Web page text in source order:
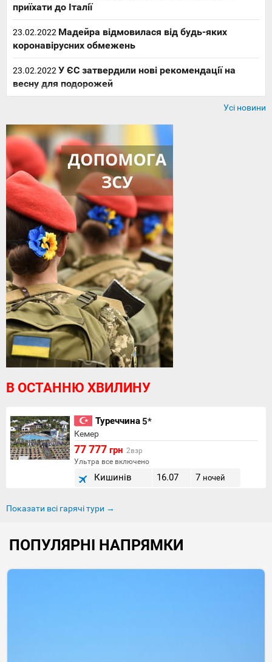
приїхати до Італії
23.02.2022 Мадейра відмовилася від будь-яких
коронавірусних обмежень
23.02.2022 У ЄС затвердили нові рекомендації на
весну для подорожей
Усі новини
В ОСТАННЮ ХВИЛИНУ
Туреччина5*
Кемер
77 777 грн 2взр
Ультра все включено
Кишинів 16.07 7 ночей
Показати всі гарячі тури →
ПОПУЛЯРНІ НАПРЯМКИ